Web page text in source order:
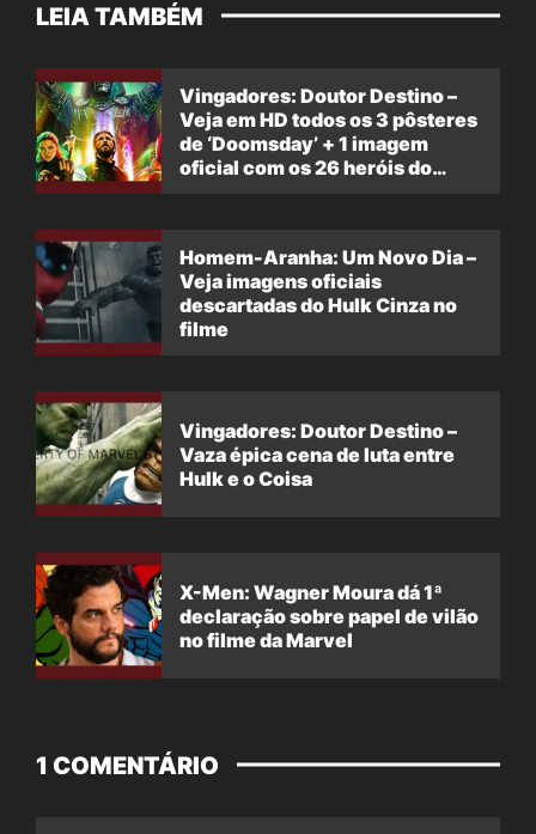
LEIA TAMBÉM
Vingadores: Doutor Destino –
Veja em HD todos os 3 pôsteres
de ‘Doomsday’ + 1 imagem
oficial com os 26 heróis do
Homem-Aranha: Um Novo Dia –
Veja imagens oficiais
descartadas do Hulk Cinza no
filme
Vingadores: Doutor Destino –
Vaza épica cena de luta entre
Hulk e o Coisa
X-Men: Wagner Moura dá 1ª
declaração sobre papel de vilão
no filme da Marvel
1 COMENTÁRIO